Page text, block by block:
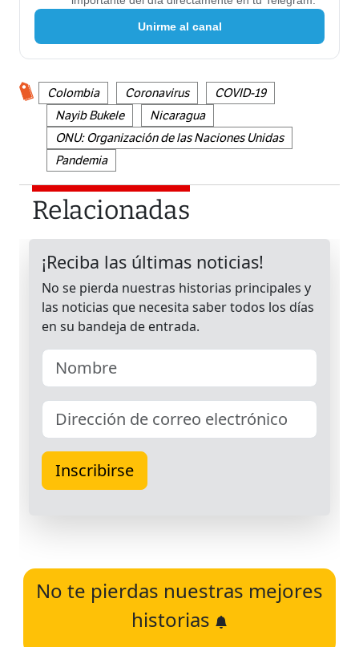
Unirme al canal
Colombia Coronavirus
COVID-19
Nayib Bukele
Nicaragua
ONU: Organización de las Naciones Unidas
Pandemia
Relacionadas
No te pierdas nuestras mejores
historias